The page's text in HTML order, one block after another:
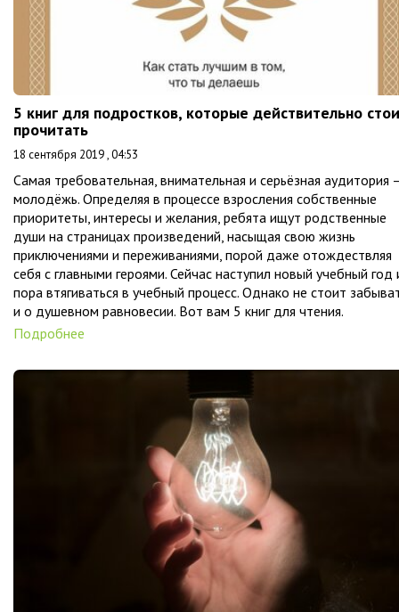
5 книг для подростков, которые действительно
прочитать
18 сентября 2019 , 04:53
Самая требовательная, внимательная и серьёзная аудитория
молодёжь. Определяя в процессе взросления собственные
приоритеты, интересы и желания, ребята ищут родственные
души на страницах произведений, насыщая свою жизнь
приключениями и переживаниями, порой даже отождествляя
себя с главными героями. Сейчас наступил новый учебный год
пора втягиваться в учебный процесс. Однако не стоит
и о душевном равновесии. Вот вам 5 книг для чтения.
Подробнее